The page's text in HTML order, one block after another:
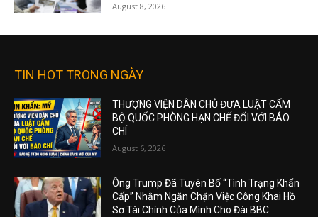
August 8, 2026
TIN HOT TRONG NGÀY
THƯỢNG VIỆN DÂN CHỦ ĐƯA LUẬT CẤM
BỘ QUỐC PHÒNG HẠN CHẾ ĐỐI VỚI BÁO
CHÍ
August 6, 2026
Ông Trump Đã Tuyên Bố “Tình Trạng Khẩn
Cấp” Nhằm Ngăn Chặn Việc Công Khai Hồ
Sơ Tài Chính Của Mình Cho Đài BBC